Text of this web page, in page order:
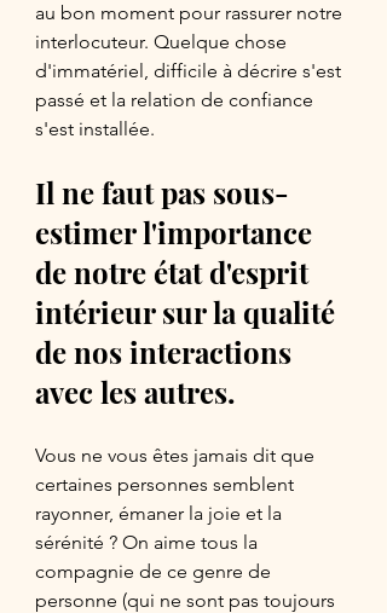
au bon moment pour rassurer notre
interlocuteur. Quelque chose
d'immatériel, difficile à décrire s'est
passé et la relation de confiance
s'est installée.
Il ne faut pas sous-
estimer l'importance
de notre état d'esprit
intérieur sur la qualité
de nos interactions
avec les autres.
Vous ne vous êtes jamais dit que
certaines personnes semblent
rayonner, émaner la joie et la
sérénité ? On aime tous la
compagnie de ce genre de
personne (qui ne sont pas toujours